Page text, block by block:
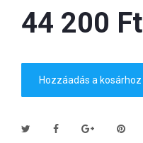
44 200 Ft‎
Hozzáadás a kosárhoz